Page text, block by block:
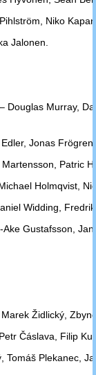
Niko
Jalonen.
Douglas Murray,
Jonas
Patric
Holmqvist,
Widding,
Ake Gustafsson,
Židlický,
Čáslava, Filip
Tomáš Plekanec,